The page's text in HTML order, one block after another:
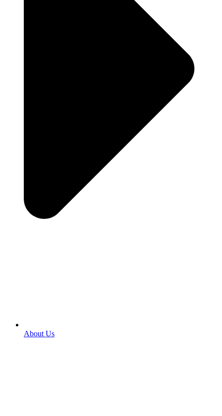
About Us